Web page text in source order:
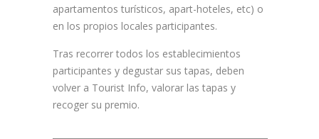
apartamentos turísticos, apart-hoteles, etc) o
en los propios locales participantes.
Tras recorrer todos los establecimientos
participantes y degustar sus tapas, deben
volver a Tourist Info, valorar las tapas y
recoger su premio.